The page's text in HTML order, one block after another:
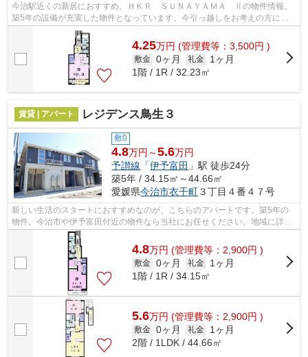
今治駅近くの新居におすすめ、ＨＫＲ ＳＵＮＡＹＡＭＡ Ⅱの物件情報。
築5年の設備が充実した物件となっています。今引っ越しをお考えの方にお
すすめなのが、こちらのアパートです。...
4.25万円 (管理費等：3,500円 )
敷金 0ヶ月 礼金
1ヶ月
1階 / 1R / 32.23㎡
賃貸 | アパート レジデンス鳥生３
敷0
4.8万円～5.6万円
予讃線 「伊予富田 」駅 徒歩24分
築5年 / 34.15㎡～44.66㎡
愛媛県今治市衣干町３丁目４番４７号
新しい生活のスタートにおすすめなのが、こちらのアパートです。築5年の
物件。今治市や伊予富田付近の物件なら当社にお任せください。地域に詳し
い経験豊富なスタッフがお部屋探しをサ...
4.8万円 (管理費等：2,900円 )
敷金 0ヶ月 礼金
1ヶ月
1階 / 1R / 34.15㎡
5.6万円 (管理費等：2,900円 )
敷金 0ヶ月 礼金
1ヶ月
2階 / 1LDK / 44.66㎡